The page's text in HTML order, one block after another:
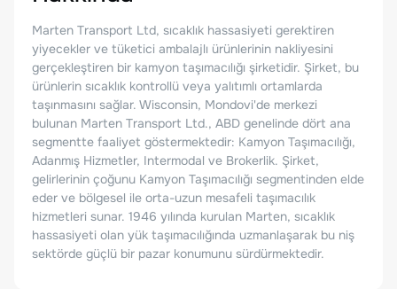
Marten Transport Ltd, sıcaklık hassasiyeti gerektiren
yiyecekler ve tüketici ambalajlı ürünlerinin nakliyesini
gerçekleştiren bir kamyon taşımacılığı şirketidir. Şirket, bu
ürünlerin sıcaklık kontrollü veya yalıtımlı ortamlarda
taşınmasını sağlar. Wisconsin, Mondovi'de merkezi
bulunan Marten Transport Ltd., ABD genelinde dört ana
segmentte faaliyet göstermektedir: Kamyon Taşımacılığı,
Adanmış Hizmetler, Intermodal ve Brokerlik. Şirket,
gelirlerinin çoğunu Kamyon Taşımacılığı segmentinden elde
eder ve bölgesel ile orta-uzun mesafeli taşımacılık
hizmetleri sunar. 1946 yılında kurulan Marten, sıcaklık
hassasiyeti olan yük taşımacılığında uzmanlaşarak bu niş
sektörde güçlü bir pazar konumunu sürdürmektedir.